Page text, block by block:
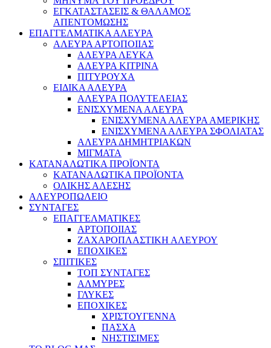
ΕΓΚΑΤΑΣΤΑΣΕΙΣ & ΘΑΛΑΜΟΣ
ΑΠΕΝΤΟΜΩΣΗΣ
ΕΠΑΓΓΕΛΜΑΤΙΚΑ ΑΛΕΥΡΑ
ΑΛΕΥΡΑ ΑΡΤΟΠΟΙΙΑΣ
ΑΛΕΥΡΑ ΛΕΥΚΑ
ΑΛΕΥΡΑ ΚΙΤΡΙΝΑ
ΠΙΤΥΡΟΥΧΑ
ΕΙΔΙΚΑ ΑΛΕΥΡΑ
ΑΛΕΥΡΑ ΠΟΛΥΤΕΛΕΙΑΣ
ΕΝΙΣΧΥΜΕΝΑ ΑΛΕΥΡΑ
ΕΝΙΣΧΥΜΕΝΑ ΑΛΕΥΡΑ ΑΜΕΡΙΚΗΣ
ΕΝΙΣΧΥΜΕΝΑ ΑΛΕΥΡΑ ΣΦΟΛΙΑΤΑΣ
ΑΛΕΥΡΑ ΔΗΜΗΤΡΙΑΚΩΝ
ΜΙΓΜΑΤΑ
ΚΑΤΑΝΑΛΩΤΙΚΑ ΠΡΟΪΟΝΤΑ
ΚΑΤΑΝΑΛΩΤΙΚΑ ΠΡΟΪΟΝΤΑ
ΟΛΙΚΗΣ ΑΛΕΣΗΣ
ΑΛΕΥΡΟΠΩΛΕΙΟ
ΣΥΝΤΑΓΕΣ
ΕΠΑΓΓΕΛΜΑΤΙΚΕΣ
ΑΡΤΟΠΟΙΙΑΣ
ΖΑΧΑΡΟΠΛΑΣΤΙΚΗ ΑΛΕΥΡΟΥ
ΕΠΟΧΙΚΕΣ
ΣΠΙΤΙΚΕΣ
ΤΟΠ ΣΥΝΤΑΓΕΣ
ΑΛΜΥΡΕΣ
ΓΛΥΚΕΣ
ΕΠΟΧΙΚΕΣ
ΧΡΙΣΤΟΥΓΕΝΝΑ
ΠΑΣΧΑ
ΝΗΣΤΙΣΙΜΕΣ